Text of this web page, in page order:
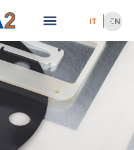
IT EN